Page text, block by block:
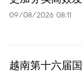
09/08/2026 08:11
越南第十六届